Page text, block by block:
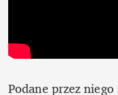
Podane przez